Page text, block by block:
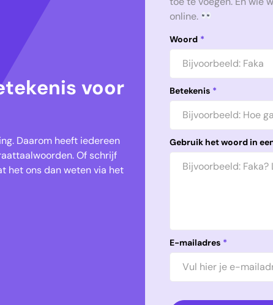
voor
Daarom heeft iedereen
Of schrijf
het ons dan weten via het
online.
Woord *
Betekenis *
Gebruik het woord in
E-mailadres *